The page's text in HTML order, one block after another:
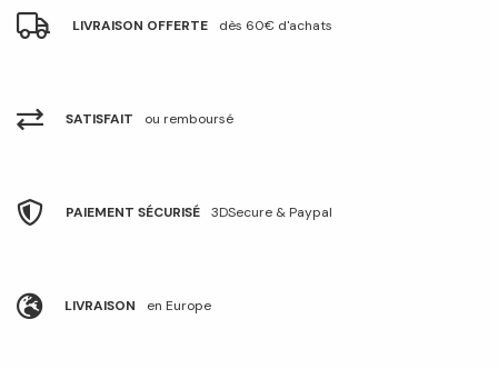
LIVRAISON OFFERTE dès 60€ d'achats
SATISFAIT ou remboursé
PAIEMENT SÉCURISÉ 3DSecure & Paypal
LIVRAISON en Europe